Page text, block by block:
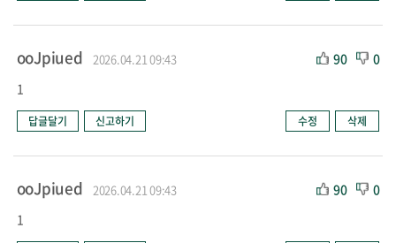
ooJpiued 2026.04.21 09:43 90
0
1
답글달기 신고하기 수정 삭제
ooJpiued 2026.04.21 09:43 90
0
1